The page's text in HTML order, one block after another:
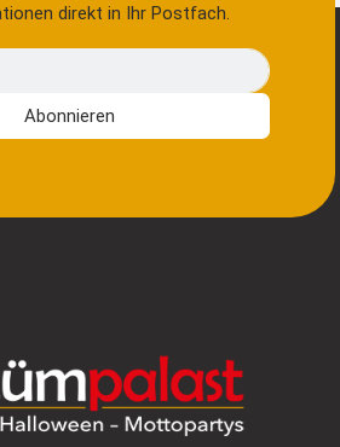
direkt in Ihr Postfach.
Abonnieren